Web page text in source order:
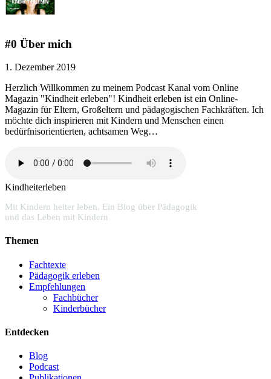
#0 Über mich
1. Dezember 2019
Herzlich Willkommen zu meinem Podcast Kanal vom Online
Magazin "Kindheit erleben"! Kindheit erleben ist ein Online-
Magazin für Eltern, Großeltern und pädagogischen Fachkräften. Ich
möchte dich inspirieren mit Kindern und Menschen einen
bedürfnisorientierten, achtsamen Weg…
Kindheiterleben
Mit Kindern heiter leben. Ein Blog über Pädagogik
und das Leben mit Kindern
Themen
Fachtexte
Pädagogik erleben
Empfehlungen
Fachbücher
Kinderbücher
Entdecken
Blog
Podcast